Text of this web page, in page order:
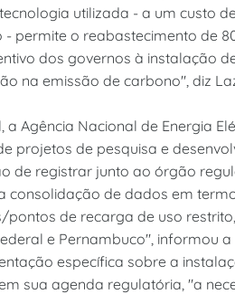
utilizada - a um custo
- permite o reabastecimento de
dos governos à instalação
na emissão de carbono", diz
a Agência Nacional de Energia
projetos de pesquisa e
de registrar junto ao órgão
consolidação de dados em
pontos de recarga de uso
e Pernambuco", informou
específica sobre a
sua agenda regulatória, "a